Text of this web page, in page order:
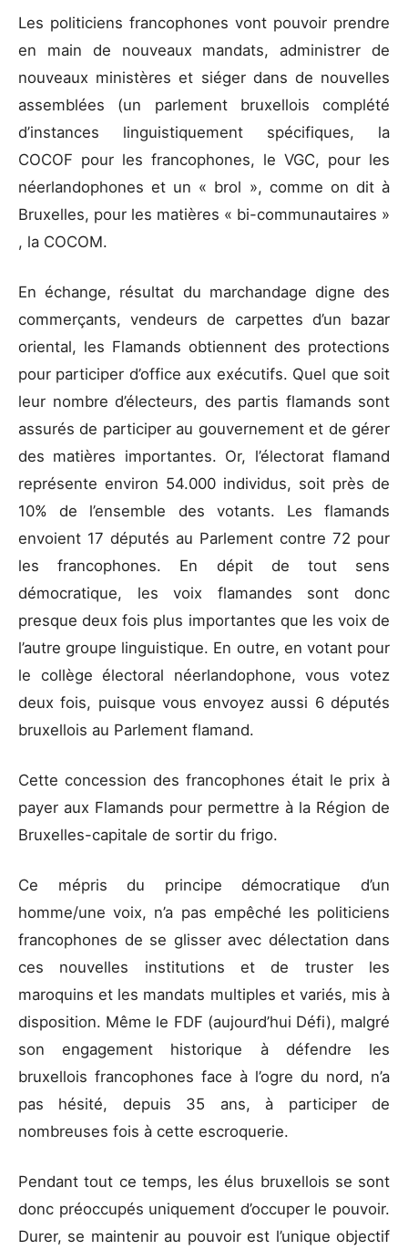
Les politiciens francophones vont pouvoir prendre
en main de nouveaux mandats, administrer de
nouveaux ministères et siéger dans de nouvelles
assemblées (un parlement bruxellois complété
d’instances linguistiquement spécifiques, la
COCOF pour les francophones, le VGC, pour les
néerlandophones et un « brol », comme on dit à
Bruxelles, pour les matières « bi-communautaires »
, la COCOM.
En échange, résultat du marchandage digne des
commerçants, vendeurs de carpettes d’un bazar
oriental, les Flamands obtiennent des protections
pour participer d’office aux exécutifs. Quel que soit
leur nombre d’électeurs, des partis flamands sont
assurés de participer au gouvernement et de gérer
des matières importantes. Or, l’électorat flamand
représente environ 54.000 individus, soit près de
10% de l’ensemble des votants. Les flamands
envoient 17 députés au Parlement contre 72 pour
les francophones. En dépit de tout sens
démocratique, les voix flamandes sont donc
presque deux fois plus importantes que les voix de
l’autre groupe linguistique. En outre, en votant pour
le collège électoral néerlandophone, vous votez
deux fois, puisque vous envoyez aussi 6 députés
bruxellois au Parlement flamand.
Cette concession des francophones était le prix à
payer aux Flamands pour permettre à la Région de
Bruxelles-capitale de sortir du frigo.
Ce mépris du principe démocratique d’un
homme/une voix, n’a pas empêché les politiciens
francophones de se glisser avec délectation dans
ces nouvelles institutions et de truster les
maroquins et les mandats multiples et variés, mis à
disposition. Même le FDF (aujourd’hui Défi), malgré
son engagement historique à défendre les
bruxellois francophones face à l’ogre du nord, n’a
pas hésité, depuis 35 ans, à participer de
nombreuses fois à cette escroquerie.
Pendant tout ce temps, les élus bruxellois se sont
donc préoccupés uniquement d’occuper le pouvoir.
Durer, se maintenir au pouvoir est l’unique objectif